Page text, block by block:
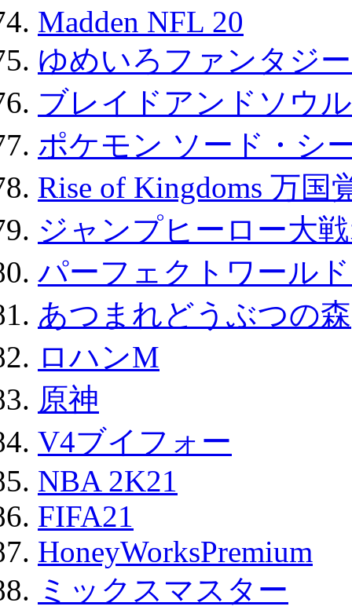
Madden NFL 20
ゆめいろファンタジ
ブレイドアンドソウ
ポケモン ソード・シ
Rise of Kingdoms 万
ジャンプヒーロー大
パーフェクトワール
あつまれどうぶつの森
ロハンM
原神
V4ブイフォー
NBA 2K21
FIFA21
HoneyWorksPremium
ミックスマスター